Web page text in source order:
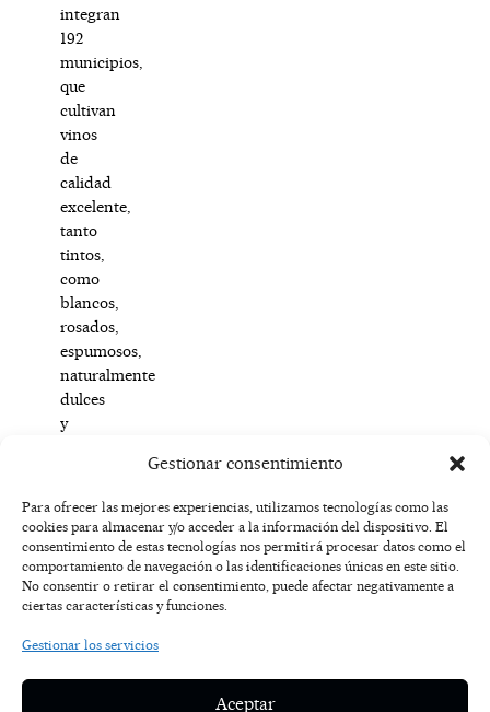
Gestionar consentimiento
Para ofrecer las mejores experiencias, utilizamos tecnologías como las
cookies para almacenar y/o acceder a la información del dispositivo. El
consentimiento de estas tecnologías nos permitirá procesar datos como el
comportamiento de navegación o las identificaciones únicas en este sitio.
No consentir o retirar el consentimiento, puede afectar negativamente a
ciertas características y funciones.
Gestionar los servicios
Aceptar
integran
192
municipios,
que
cultivan
vinos
de
calidad
excelente,
tanto
tintos,
como
blancos,
rosados,
espumosos,
naturalmente
dulces
y
F
a
c
e
-
f
I
n
s
t
m
X
-
t
w
r
Y
o
u
t
T
i
k
t
AVISO